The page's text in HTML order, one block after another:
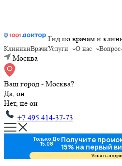
Гид по врачам и
КлиникиВрачиУслуги О нас
Москва
Ваш город - Москва?
Да, он
Нет, не он
+7 495 414-37-73
Только До
15.08 Получите
15% на первый
стоматологию
Узнать